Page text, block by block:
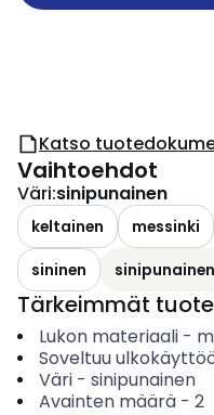
Katso
Vaihtoehdot
Väri:sinipunainen
keltainen messinki
sininen
sinipunainen
Tärkeimmät
Lukon materiaali-
Soveltuu
Väri- sinipunainen
Avainten määrä- 2